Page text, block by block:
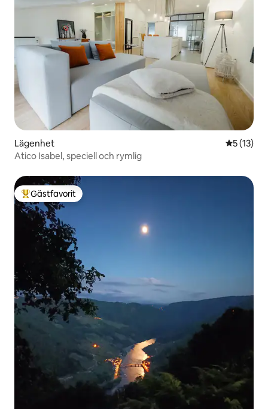
Lägenhet 5 av 5 i
5 (13)
Atico Isabel, speciell och rymlig
Populär gästfavorit
Gästfavorit